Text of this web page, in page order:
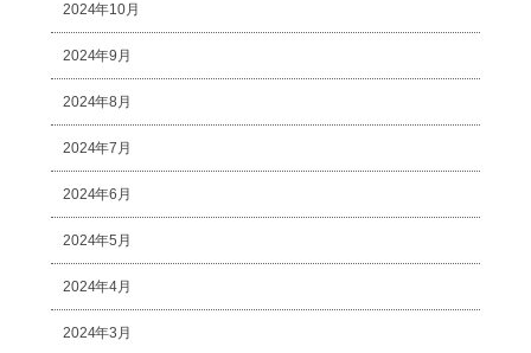
2024年10月
2024年9月
2024年8月
2024年7月
2024年6月
2024年5月
2024年4月
2024年3月